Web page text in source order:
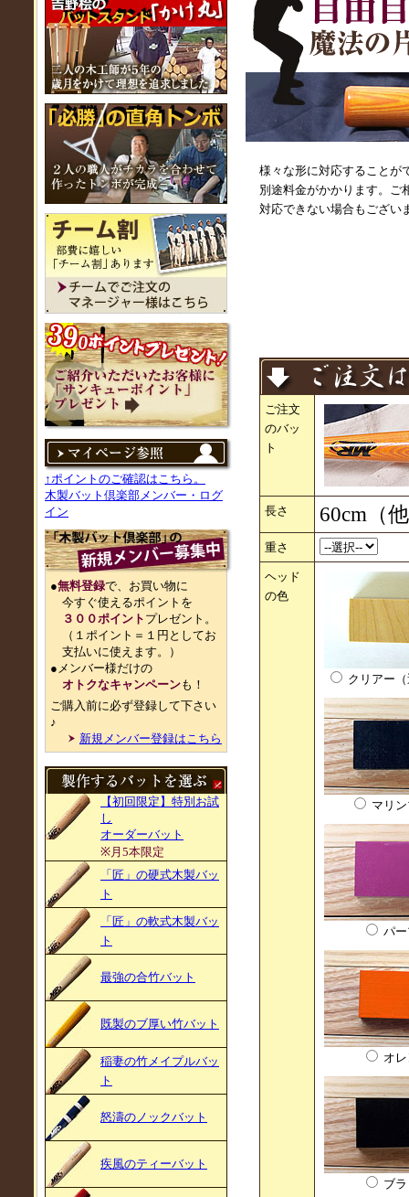
↑ポイントのご確認はこちら。
木製バット倶楽部メンバー・ログ
イン
●無料登録で、お買い物に
今すぐ使えるポイントを
３００ポイント プレゼント。
（１ポイント＝１円としてお
支払いに使えます。）
●メンバー様だけの
オトクなキャンペーンも！
ご購入前に必ず登録して下さい
♪
新規メンバー登録はこちら
【初回限定】特別お試
し
オーダーバット
※月5本限定
「匠」の硬式木製バッ
ト
「匠」の軟式木製バッ
ト
最強の合竹バット
既製のブ厚い竹バット
稲妻の竹メイプルバッ
ト
怒濤のノックバット
疾風のティーバット
様々な形に対応することが
別途料金がかかります。ご
対応できない場合もござい
ご注文
のバッ
ト
長さ 60cm（
重さ
ヘッド
の色
クリアー
マリ
パ
オ
ブ